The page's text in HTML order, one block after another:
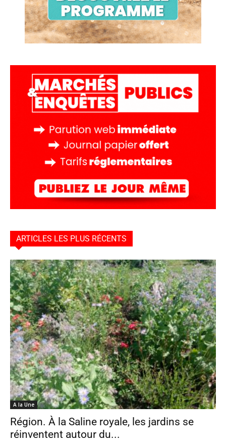
ARTICLES LES PLUS RÉCENTS
A la Une
Région. À la Saline royale, les jardins se
réinventent autour du...